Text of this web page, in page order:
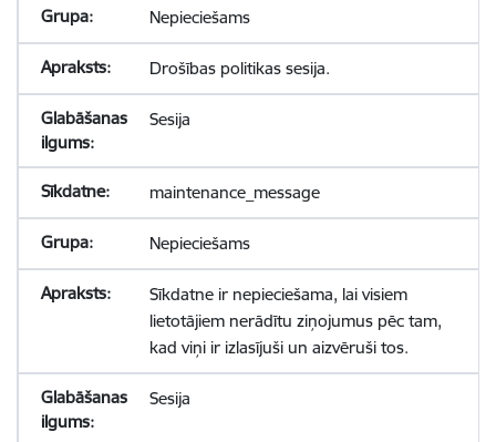
Nepieciešams
Drošības politikas sesija.
Sesija
maintenance_message
Nepieciešams
Sīkdatne ir nepieciešama, lai visiem
lietotājiem nerādītu ziņojumus pēc tam,
kad viņi ir izlasījuši un aizvēruši tos.
Sesija